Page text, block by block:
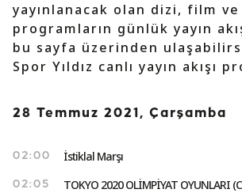
yayınlanacak olan dizi, film
programların günlük yayın
bu sayfa üzerinden
Spor Yıldız canlı yayın akışı
28 Temmuz 2021, Çarşamba
02:00 İstiklal Marşı
02:05 TOKYO 2020 OLİMPİYAT OYUNLARI